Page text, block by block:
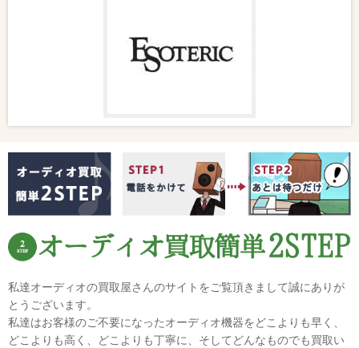
私達オーディオの買取屋さんのサイトをご覧頂きまして誠にありが
とうございます。
私達はお客様のご不要になったオーディオ機器をどこよりも早く、
どこよりも高く、どこよりも丁寧に、そしてどんなものでも買取い